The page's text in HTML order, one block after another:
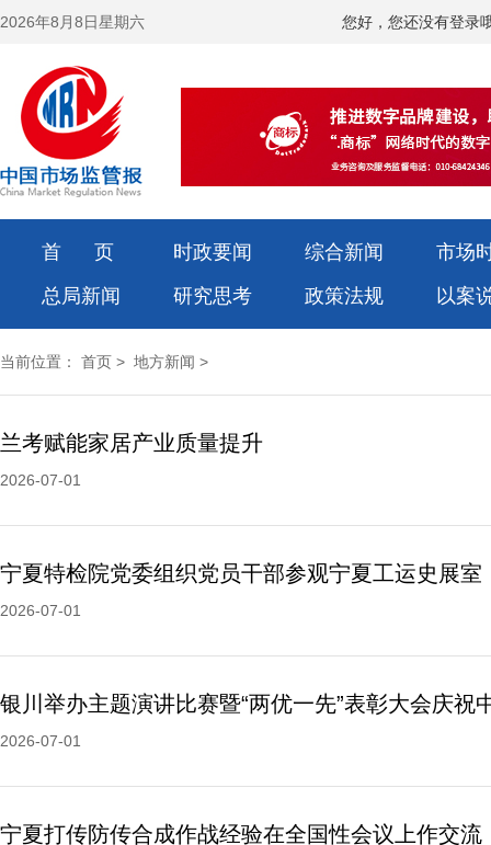
2026年8月8日星期六 您好，您还没有登录
首 页 时政要闻 综合新闻
市场
总局新闻
研究思考 政策法规 以案
当前位置： 首页 > 地方新闻 >
兰考赋能家居产业质量提升
2026-07-01
宁夏特检院党委组织党员干部参观宁夏工运史展室
2026-07-01
2026-07-01
宁夏打传防传合成作战经验在全国性会议上作交流